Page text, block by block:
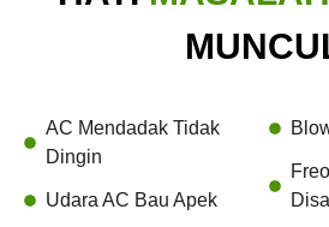
AC Mendadak Tidak
Dingin
Udara AC Bau Apek